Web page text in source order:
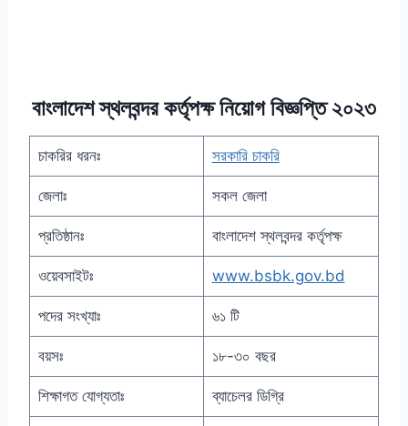
বাংলাদেশ স্থলবন্দর কর্তৃপক্ষ নিয়োগ বিজ্ঞপ্তি ২০২৩
চাকরির ধরনঃ সরকারি চাকরি
জেলাঃ সকল জেলা
প্রতিষ্ঠানঃ বাংলাদেশ স্থলবন্দর কর্তৃপক্ষ
ওয়েবসাইটঃ www.bsbk.gov.bd
পদের সংখ্যাঃ ৬১ টি
বয়সঃ ১৮-৩০ বছর
শিক্ষাগত যোগ্যতাঃ ব্যাচেলর ডিগ্রি